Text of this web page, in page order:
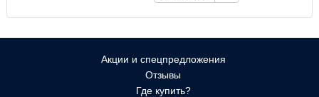
Акции и спецпредложения
Отзывы
Где купить?